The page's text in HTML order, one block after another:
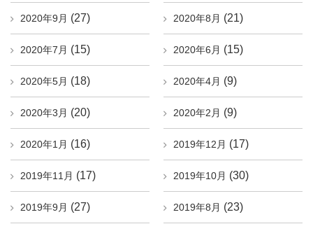
2020年9月 (27) 2020年8月 (21)
2020年7月 (15) 2020年6月 (15)
2020年5月 (18) 2020年4月 (9)
2020年3月 (20) 2020年2月 (9)
2020年1月 (16) 2019年12月 (17)
2019年11月 (17) 2019年10月 (30)
2019年9月 (27) 2019年8月 (23)